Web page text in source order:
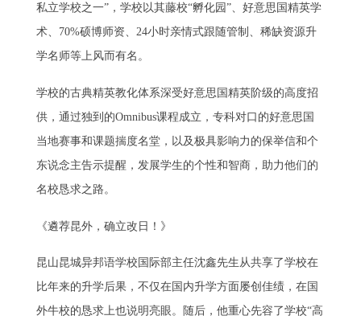
私立学校之一”，学校以其藤校“孵化园”、好意思国精英学
术、70%硕博师资、24小时亲情式跟随管制、稀缺资源升
学名师等上风而有名。
学校的古典精英教化体系深受好意思国精英阶级的高度招
供，通过独到的Omnibus课程成立，专科对口的好意思国
当地赛事和课题揣度名堂，以及极具影响力的保举信和个
东说念主告示提醒，发展学生的个性和智商，助力他们的
名校恳求之路。
《遴荐昆外，确立改日！》
昆山昆城异邦语学校国际部主任沈鑫先生从共享了学校在
比年来的升学后果，不仅在国内升学方面屡创佳绩，在国
外牛校的恳求上也说明亮眼。随后，他重心先容了学校“高